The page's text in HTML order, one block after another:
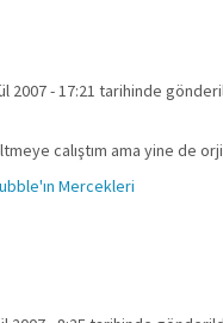
2007 - 17:21 tarihinde
calıştım ama yine de
Mercekleri